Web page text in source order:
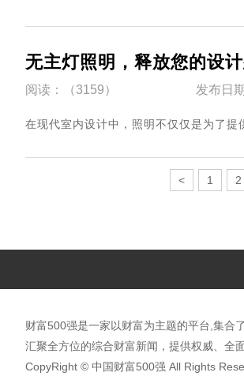
无主灯照明，释放您的设
阅读：（3159） 发布日
在现代室内设计中，照明不仅仅是为了
< 1 2
财富500强是一家以财富为主题的平台,集合
汇聚全方位的综合财富新闻，提供权威、全
CopyRight © 中国财富500强 All Rights